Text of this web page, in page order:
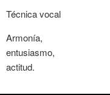
Técnica vocal
Armonía,
entusiasmo,
actitud.